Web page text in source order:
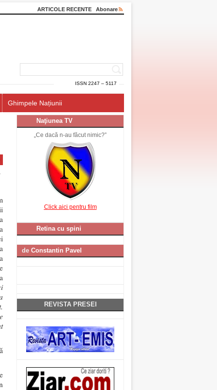
ARTICOLE RECENTE Abonare
ISSN 2247 – 5117
Ghimpele Națiunii
Naţiunea TV
„Ce dacă n-au făcut nimic?”
Click aici pentru film
Retina cu spini
de Constantin Pavel
REVISTA PRESEI